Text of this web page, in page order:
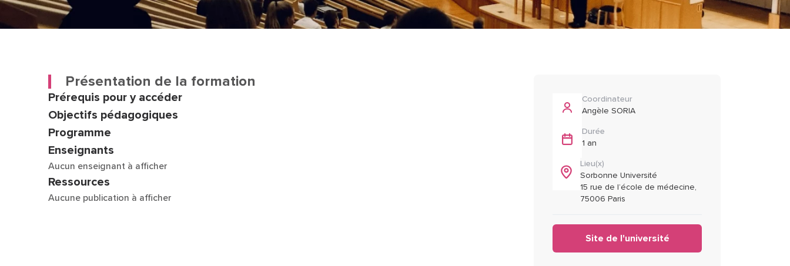
Présentation de la formation
Prérequis pour y accéder
Objectifs pédagogiques
Programme
Enseignants
Aucun enseignant à afficher
Ressources
Aucune publication à afficher
Coordinateur
Angèle SORIA
Durée
1 an
Lieu(x)
Sorbonne Université
15 rue de l’école de médecine,
75006 Paris
Site de l'université